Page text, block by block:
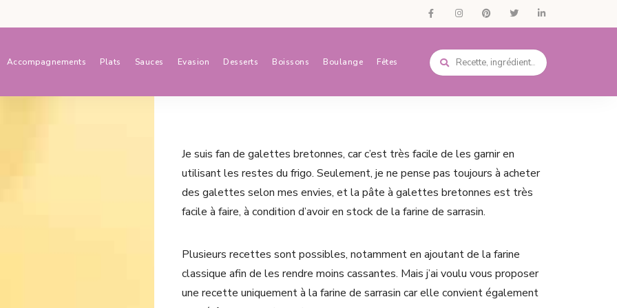
Accompagnements Plats Sauces Evasion Desserts Boissons Boulange Fêtes
Je suis fan de galettes bretonnes, car c’est très facile de les garnir en
utilisant les restes du frigo. Seulement, je ne pense pas toujours à acheter
des galettes selon mes envies, et la pâte à galettes bretonnes est très
facile à faire, à condition d’avoir en stock de la farine de sarrasin.
Plusieurs recettes sont possibles, notamment en ajoutant de la farine
classique afin de les rendre moins cassantes. Mais j’ai voulu vous proposer
une recette uniquement à la farine de sarrasin car elle convient également